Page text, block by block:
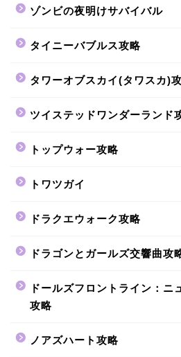
ゾンビの夜明けサバイバル
タイニーバブルス攻略
タワーオブスカイ(タワスカ)
ツイステッドワンダーランド
トップウォー攻略
トワツガイ
ドラクエウォーク攻略
ドラゴンとガールズ交響曲攻
ドールズフロントライン：ニ
攻略
ノアズハート攻略